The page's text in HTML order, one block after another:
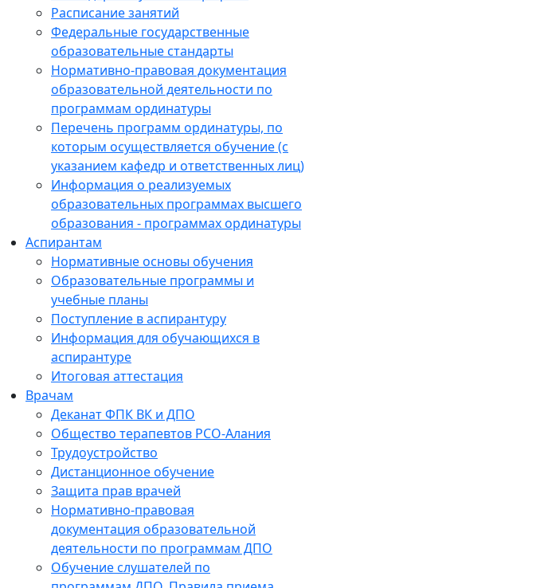
Расписание занятий
Федеральные государственные
образовательные стандарты
Нормативно-правовая документация
образовательной деятельности по
программам ординатуры
Перечень программ ординатуры, по
которым осуществляется обучение (с
указанием кафедр и ответственных лиц)
Информация о реализуемых
образовательных программах высшего
образования - программах ординатуры
Аспирантам
Нормативные основы обучения
Образовательные программы и
учебные планы
Поступление в аспирантуру
Информация для обучающихся в
аспирантуре
Итоговая аттестация
Врачам
Деканат ФПК ВК и ДПО
Общество терапевтов РСО-Алания
Трудоустройство
Дистанционное обучение
Защита прав врачей
Нормативно-правовая
документация образовательной
деятельности по программам ДПО
Обучение слушателей по